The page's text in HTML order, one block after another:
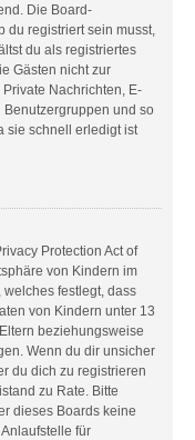
Die Board-
du registriert sein musst,
du als registriertes
Gästen nicht zur
Nachrichten, E-
Benutzergruppen und so
sie schnell erledigt ist
Protection Act of
von Kindern im
welches festlegt, dass
von Kindern unter 13
beziehungsweise
Wenn du dir unsicher
du dich zu registrieren
zu Rate. Bitte
dieses Boards keine
für